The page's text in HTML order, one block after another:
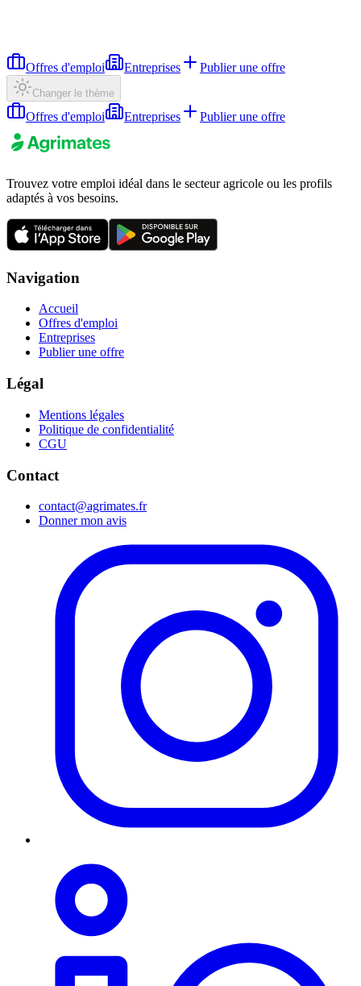
Offres d'emploi Entreprises Publier une offre
Changer le thème
Offres d'emploi Entreprises Publier une offre
Trouvez votre emploi idéal dans le secteur agricole ou les profils
adaptés à vos besoins.
Navigation
Accueil
Offres d'emploi
Entreprises
Publier une offre
Légal
Mentions légales
Politique de confidentialité
CGU
Contact
contact@agrimates.fr
Donner mon avis